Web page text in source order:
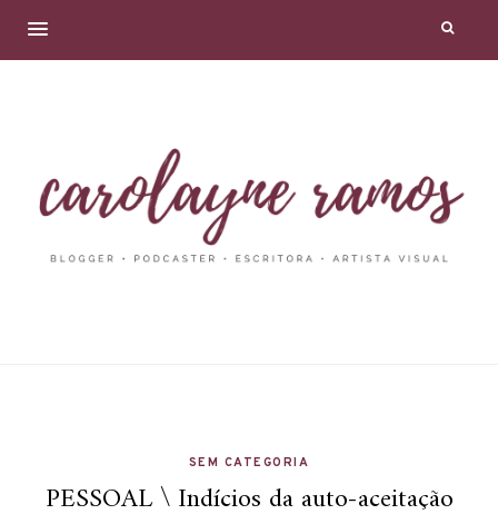
SEM CATEGORIA
PESSOAL \ Indícios da auto-aceitação